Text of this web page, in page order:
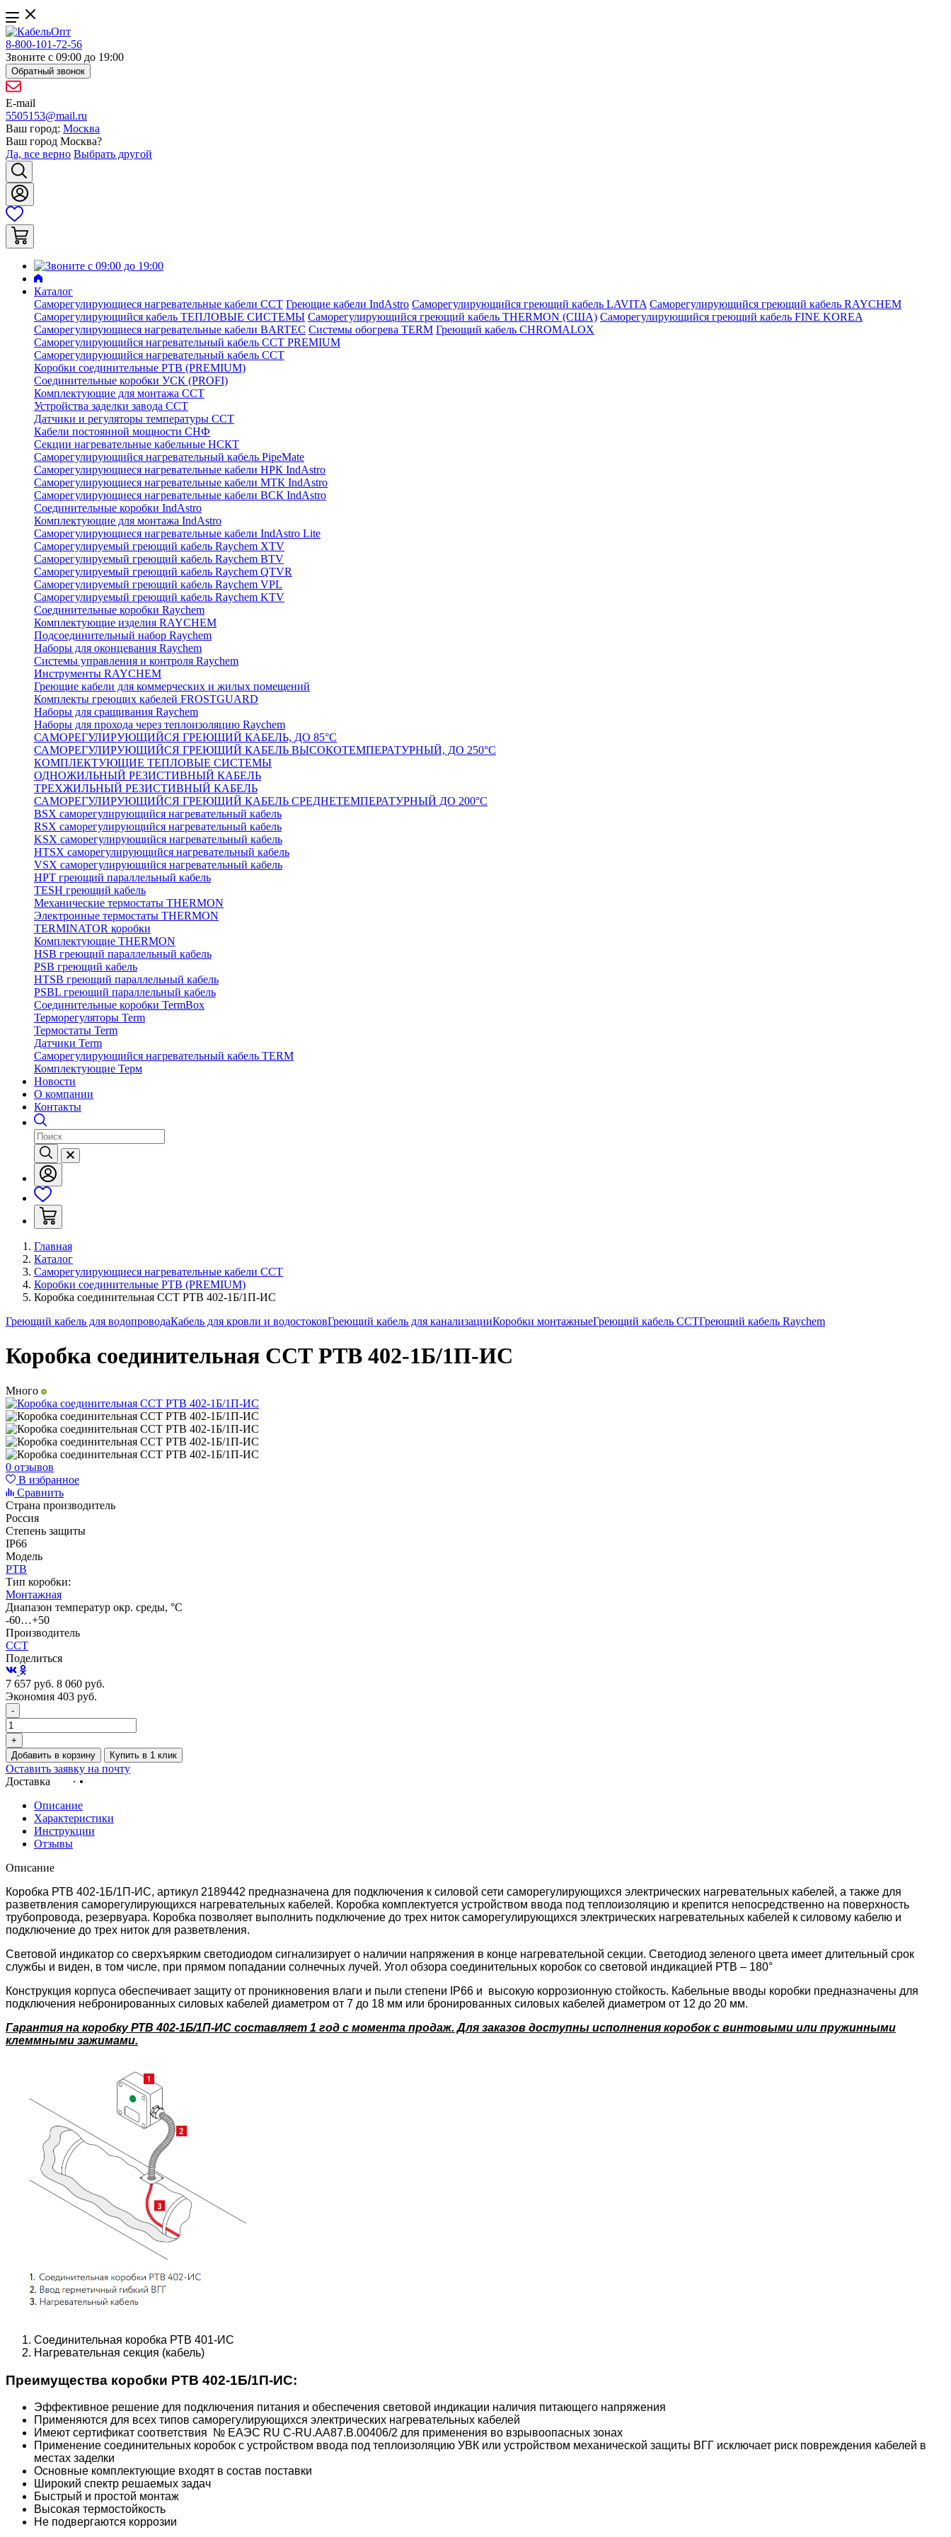
8-800-101-72-56
Звоните с 09:00 до 19:00
Обратный звонок
E-mail
5505153@mail.ru
Ваш город: Москва
Ваш город Москва?
Да, все верно Выбрать другой
Каталог
Саморегулирующиеся нагревательные кабели ССТ Греющие кабели IndAstro Саморегулирующийся греющий кабель LAVITA Саморегулирующийся греющий кабель RAYCHEM
Саморегулирующийся кабель ТЕПЛОВЫЕ СИСТЕМЫ Саморегулирующийся греющий кабель THERMON (США) Саморегулирующийся греющий кабель FINE KOREA
Саморегулирующиеся нагревательные кабели BARTEC Системы обогрева TERM Греющий кабель CHROMALOX
Саморегулирующийся нагревательный кабель ССТ PREMIUM
Саморегулирующийся нагревательный кабель ССТ
Коробки соединительные РТВ (PREMIUM)
Соединительные коробки УСК (PROFI)
Комплектующие для монтажа ССТ
Устройства заделки завода ССТ
Датчики и регуляторы температуры ССТ
Кабели постоянной мощности СНФ
Секции нагревательные кабельные НСКТ
Саморегулирующийся нагревательный кабель PipeMate
Саморегулирующиеся нагревательные кабели НРК IndAstro
Саморегулирующиеся нагревательные кабели МТК IndAstro
Саморегулирующиеся нагревательные кабели ВСК IndAstro
Соединительные коробки IndAstro
Комплектующие для монтажа IndAstro
Саморегулирующиеся нагревательные кабели IndAstro Lite
Саморегулируемый греющий кабель Raychem XTV
Саморегулируемый греющий кабель Raychem BTV
Саморегулируемый греющий кабель Raychem QTVR
Саморегулируемый греющий кабель Raychem VPL
Саморегулируемый греющий кабель Raychem KTV
Соединительные коробки Raychem
Комплектующие изделия RAYCHEM
Подсоединительный набор Raychem
Наборы для оконцевания Raychem
Системы управления и контроля Raychem
Инструменты RAYCHEM
Греющие кабели для коммерческих и жилых помещений
Комплекты греющих кабелей FROSTGUARD
Наборы для сращивания Raychem
Наборы для прохода через теплоизоляцию Raychem
САМОРЕГУЛИРУЮЩИЙСЯ ГРЕЮЩИЙ КАБЕЛЬ, ДО 85°С
САМОРЕГУЛИРУЮЩИЙСЯ ГРЕЮЩИЙ КАБЕЛЬ ВЫСОКОТЕМПЕРАТУРНЫЙ, ДО 250°С
КОМПЛЕКТУЮЩИЕ ТЕПЛОВЫЕ СИСТЕМЫ
ОДНОЖИЛЬНЫЙ РЕЗИСТИВНЫЙ КАБЕЛЬ
ТРЕХЖИЛЬНЫЙ РЕЗИСТИВНЫЙ КАБЕЛЬ
САМОРЕГУЛИРУЮЩИЙСЯ ГРЕЮЩИЙ КАБЕЛЬ СРЕДНЕТЕМПЕРАТУРНЫЙ ДО 200°С
BSX саморегулирующийся нагревательный кабель
RSX саморегулирующийся нагревательный кабель
KSX саморегулирующийся нагревательный кабель
HTSX саморегулирующийся нагревательный кабель
VSX саморегулирующийся нагревательный кабель
НРТ греющий параллельный кабель
TESH греющий кабель
Механические термостаты THERMON
Электронные термостаты THERMON
TERMINATOR коробки
Комплектующие THERMON
HSB греющий параллельный кабель
PSB греющий кабель
HTSB греющий параллельный кабель
PSBL греющий параллельный кабель
Соединительные коробки TermBox
Терморегуляторы Term
Термостаты Term
Датчики Term
Саморегулирующийся нагревательный кабель TERM
Комплектующие Терм
Новости
О компании
Контакты
Главная
Каталог
Саморегулирующиеся нагревательные кабели ССТ
Коробки соединительные РТВ (PREMIUM)
Коробка соединительная ССТ РТВ 402-1Б/1П-ИС
Греющий кабель для водопроводаКабель для кровли и водостоковГреющий кабель для канализацииКоробки монтажныеГреющий кабель ССТГреющий кабель Raychem
Коробка соединительная ССТ РТВ 402-1Б/1П-ИС
Много
0 отзывов
В избранное
Сравнить
Страна производитель
Россия
Степень защиты
IP66
Модель
РТВ
Тип коробки:
Монтажная
Диапазон температур окр. среды, °С
-60…+50
Производитель
ССТ
Поделиться
7 657 руб. 8 060 руб.
Экономия 403 руб.
-
+
Добавить в корзину
Купить в 1 клик
Оставить заявку на почту
Доставка
Описание
Характеристики
Инструкции
Отзывы
Описание
Коробка РТВ 402-1Б/1П-ИС, артикул 2189442 предназначена для подключения к силовой сети саморегулирующихся электрических нагревательных кабелей, а также для
разветвления саморегулирующихся нагревательных кабелей. Коробка комплектуется устройством ввода под теплоизоляцию и крепится непосредственно на поверхность
трубопровода, резервуара. Коробка позволяет выполнить подключение до трех ниток саморегулирующихся электрических нагревательных кабелей к силовому кабелю и
подключение до трех ниток для разветвления.
Световой индикатор со сверхъярким светодиодом сигнализирует о наличии напряжения в конце нагревательной секции. Светодиод зеленого цвета имеет длительный срок
службы и виден, в том числе, при прямом попадании солнечных лучей. Угол обзора соединительных коробок со световой индикацией РТВ – 180°
Конструкция корпуса обеспечивает защиту от проникновения влаги и пыли степени IP66 и высокую коррозионную стойкость. Кабельные вводы коробки предназначены для
подключения небронированных силовых кабелей диаметром от 7 до 18 мм или бронированных силовых кабелей диаметром от 12 до 20 мм.
Гарантия на коробку РТВ 402-1Б/1П-ИС составляет 1 год с момента продаж. Для заказов доступны исполнения коробок с винтовыми или пружинными
клеммными зажимами.
Соединительная коробка РТВ 401-ИС
Нагревательная секция (кабель)
Преимущества коробки РТВ 402-1Б/1П-ИС:
Эффективное решение для подключения питания и обеспечения световой индикации наличия питающего напряжения
Применяются для всех типов саморегулирующихся электрических нагревательных кабелей
Имеют сертификат соответствия № ЕАЭС RU C-RU.AA87.B.00406/2 для применения во взрывоопасных зонах
Применение соединительных коробок с устройством ввода под теплоизоляцию УВК или устройством механической защиты ВГГ исключает риск повреждения кабелей в
местах заделки
Основные комплектующие входят в состав поставки
Широкий спектр решаемых задач
Быстрый и простой монтаж
Высокая термостойкость
Не подвергаются коррозии